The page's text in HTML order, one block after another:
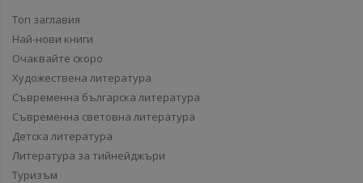
Топ заглавия
Най-нови книги
Очаквайте скоро
Художествена литература
Съвременна българска литература
Съвременна световна литература
Детска литература
Литература за тийнейджъри
Туризъм